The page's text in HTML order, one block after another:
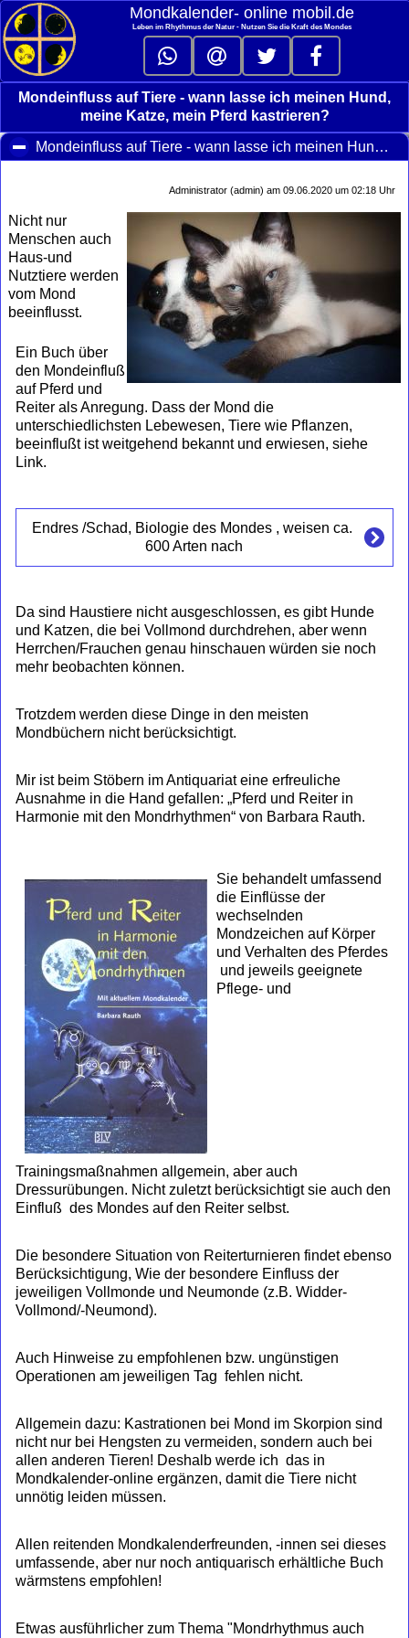
Mondkalender‑ online mobil.de
Leben im Rhythmus der Natur - Nutzen Sie die Kraft des Mondes
Mondeinfluss auf Tiere - wann lasse ich meinen Hund,
meine Katze, mein Pferd kastrieren?
Mondeinfluss auf Tiere - wann lasse ich meinen Hund, meine Katze, mein Pferd kastrieren?
Administrator (admin) am 09.06.2020 um 02:18 Uhr
Nicht nur
Menschen auch
Haus-und
Nutztiere werden
vom Mond
beeinflusst.
Ein Buch über
den Mondeinfluß
auf Pferd und
Reiter als Anregung. Dass der Mond die
unterschiedlichsten Lebewesen, Tiere wie Pflanzen,
beeinflußt ist weitgehend bekannt und erwiesen, siehe
Link.
Endres /Schad, Biologie des Mondes , weisen ca.
600 Arten nach
Da sind Haustiere nicht ausgeschlossen, es gibt Hunde
und Katzen, die bei Vollmond durchdrehen, aber wenn
Herrchen/Frauchen genau hinschauen würden sie noch
mehr beobachten können.
Trotzdem werden diese Dinge in den meisten
Mondbüchern nicht berücksichtigt.
Mir ist beim Stöbern im Antiquariat eine erfreuliche
Ausnahme in die Hand gefallen: „Pferd und Reiter in
Harmonie mit den Mondrhythmen“ von Barbara Rauth.
Sie behandelt umfassend
die Einflüsse der
wechselnden
Mondzeichen auf Körper
und Verhalten des Pferdes
und jeweils geeignete
Pflege- und
Trainingsmaßnahmen allgemein, aber auch
Dressurübungen. Nicht zuletzt berücksichtigt sie auch den
Einfluß des Mondes auf den Reiter selbst.
Die besondere Situation von Reiterturnieren findet ebenso
Berücksichtigung, Wie der besondere Einfluss der
jeweiligen Vollmonde und Neumonde (z.B. Widder-
Vollmond/-Neumond).
Auch Hinweise zu empfohlenen bzw. ungünstigen
Operationen am jeweiligen Tag fehlen nicht.
Allgemein dazu: Kastrationen bei Mond im Skorpion sind
nicht nur bei Hengsten zu vermeiden, sondern auch bei
allen anderen Tieren! Deshalb werde ich das in
Mondkalender-online ergänzen, damit die Tiere nicht
unnötig leiden müssen.
Allen reitenden Mondkalenderfreunden, -innen sei dieses
umfassende, aber nur noch antiquarisch erhältliche Buch
wärmstens empfohlen!
Etwas ausführlicher zum Thema "Mondrhythmus auch